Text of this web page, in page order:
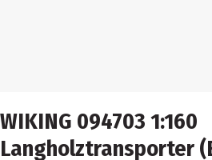
WIKING 094703 1:160
Langholztransporter